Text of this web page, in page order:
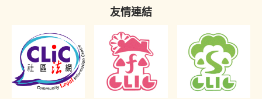
「已喪失時效」的定罪之含義
在法庭程序中披露已喪失時效的定罪
必須披露已喪失時效之定罪的情況
不當披露已喪失時效之定罪的懲罰
友情連結